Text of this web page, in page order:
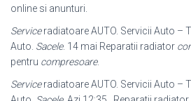
online si anunturi.
Serviceradiatoare AUTO. Servicii Auto –
Auto. Sacele. 14 mai Reparatii radiator
pentru compresoare.
Serviceradiatoare AUTO. Servicii Auto –